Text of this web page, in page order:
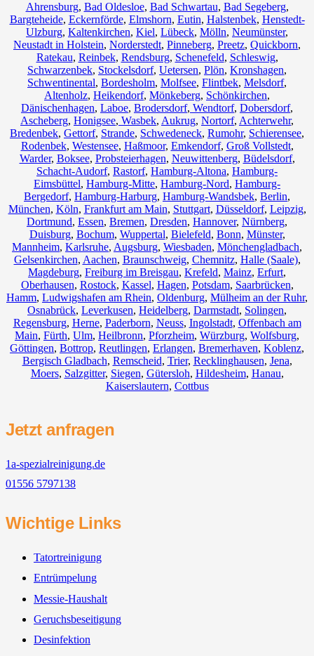
Ahrensburg, Bad Oldesloe, Bad Schwartau, Bad Segeberg,
Bargteheide, Eckernförde, Elmshorn, Eutin, Halstenbek, Henstedt-
Ulzburg, Kaltenkirchen, Kiel, Lübeck, Mölln, Neumünster,
Neustadt in Holstein, Norderstedt, Pinneberg, Preetz, Quickborn,
Ratekau, Reinbek, Rendsburg, Schenefeld, Schleswig,
Schwarzenbek, Stockelsdorf, Uetersen, Plön, Kronshagen,
Schwentinental, Bordesholm, Molfsee, Flintbek, Melsdorf,
Altenholz, Heikendorf, Mönkeberg, Schönkirchen,
Dänischenhagen, Laboe, Brodersdorf, Wendtorf, Dobersdorf,
Ascheberg, Honigsee, Wasbek, Aukrug, Nortorf, Achterwehr,
Bredenbek, Gettorf, Strande, Schwedeneck, Rumohr, Schierensee,
Rodenbek, Westensee, Haßmoor, Emkendorf, Groß Vollstedt,
Warder, Boksee, Probsteierhagen, Neuwittenberg, Büdelsdorf,
Schacht-Audorf, Rastorf, Hamburg-Altona, Hamburg-
Eimsbüttel, Hamburg-Mitte, Hamburg-Nord, Hamburg-
Bergedorf, Hamburg-Harburg, Hamburg-Wandsbek, Berlin,
München, Köln, Frankfurt am Main, Stuttgart, Düsseldorf, Leipzig,
Dortmund, Essen, Bremen, Dresden, Hannover, Nürnberg,
Duisburg, Bochum, Wuppertal, Bielefeld, Bonn, Münster,
Mannheim, Karlsruhe, Augsburg, Wiesbaden, Mönchengladbach,
Gelsenkirchen, Aachen, Braunschweig, Chemnitz⁠, Halle (Saale),
Magdeburg, Freiburg im Breisgau, Krefeld, Mainz, Erfurt,
Oberhausen, Rostock, Kassel, Hagen, Potsdam, Saarbrücken,
Hamm, Ludwigshafen am Rhein, Oldenburg, Mülheim an der Ruhr,
Osnabrück, Leverkusen, Heidelberg, Darmstadt, Solingen,
Regensburg, Herne, Paderborn, Neuss, Ingolstadt, Offenbach am
Main, Fürth, Ulm, Heilbronn, Pforzheim, Würzburg, Wolfsburg,
Göttingen, Bottrop, Reutlingen, Erlangen, Bremerhaven, Koblenz,
Bergisch Gladbach, Remscheid, Trier, Recklinghausen, Jena,
Moers, Salzgitter, Siegen, Gütersloh, Hildesheim, Hanau,
Kaiserslautern, Cottbus
Jetzt anfragen
1a-spezialreinigung.de
01556 5797138
Wichtige Links
Tatortreinigung
Entrümpelung
Messie-Haushalt
Geruchsbeseitigung
Desinfektion